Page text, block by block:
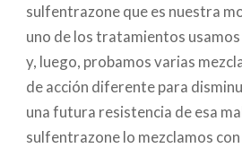
sulfentrazone que es nuestra
uno de los tratamientos
y, luego, probamos varias
de acción diferente para
una futura resistencia de esa
sulfentrazone lo mezclamos